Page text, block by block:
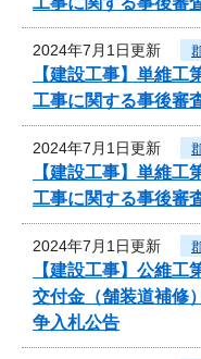
2024年7月1日更新
【建設工事】単維
工事に関する事後審
2024年7月1日更新
【建設工事】単維
工事に関する事後審
2024年7月1日更新
【建設工事】公維工
交付金（舗装道補修
争入札公告